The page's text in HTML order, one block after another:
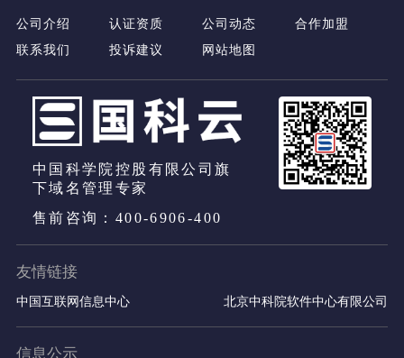
公司介绍 认证资质 公司动态
合作加盟
联系我们
投诉建议 网站地图
中国科学院控股有限公司旗
下域名管理专家
售前咨询：400-6906-400
友情链接
中国互联网信息中心 北京中科院软件中心有限公司
信息公示